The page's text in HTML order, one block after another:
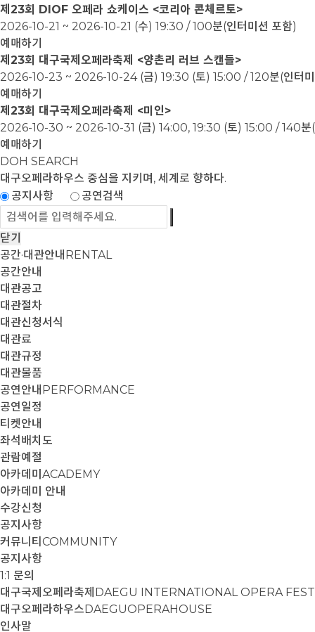
제23회 DIOF 오페라 쇼케이스 <코리아 콘체르토>
2026-10-21 ~ 2026-10-21 (수) 19:30 / 100분(인터미션 포함)
예매하기
제23회 대구국제오페라축제 <양촌리 러브 스캔들>
2026-10-23 ~ 2026-10-24 (금) 19:30 (토) 15:00 / 120분(인터
예매하기
제23회 대구국제오페라축제 <미인>
2026-10-30 ~ 2026-10-31 (금) 14:00, 19:30 (토) 15:00 / 140분
예매하기
DOH SEARCH
대구오페라하우스 중심을 지키며, 세계로 향하다.
공지사항
공연검색
닫기
공간·대관안내 RENTAL
공간안내
대관공고
대관절차
대관신청서식
대관료
대관규정
대관물품
공연안내 PERFORMANCE
공연일정
티켓안내
좌석배치도
관람예절
아카데미 ACADEMY
아카데미 안내
수강신청
공지사항
커뮤니티 COMMUNITY
공지사항
1:1 문의
대구국제오페라축제 DAEGU INTERNATIONAL OPERA
대구오페라하우스DAEGUOPERAHOUSE
인사말